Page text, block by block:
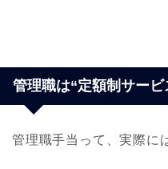
管理職は“定額制サービ
管理職手当って、実際に